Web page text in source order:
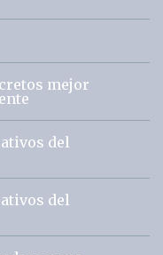
mejor
del
del